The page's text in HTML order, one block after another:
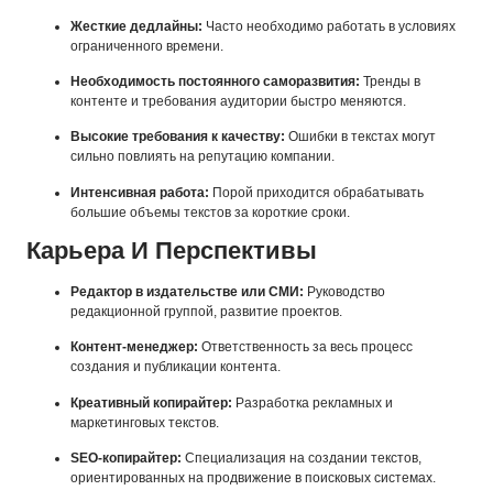
Жесткие дедлайны: Часто необходимо работать в условиях
ограниченного времени.
Необходимость постоянного саморазвития: Тренды в
контенте и требования аудитории быстро меняются.
Высокие требования к качеству: Ошибки в текстах могут
сильно повлиять на репутацию компании.
Интенсивная работа: Порой приходится обрабатывать
большие объемы текстов за короткие сроки.
Карьера И Перспективы
Редактор в издательстве или СМИ: Руководство
редакционной группой, развитие проектов.
Контент-менеджер: Ответственность за весь процесс
создания и публикации контента.
Креативный копирайтер: Разработка рекламных и
маркетинговых текстов.
SEO-копирайтер: Специализация на создании текстов,
ориентированных на продвижение в поисковых системах.